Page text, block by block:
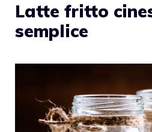
Latte fritto
semplice